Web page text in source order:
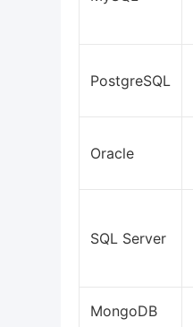
PostgreSQL
Oracle
SQL Server
MongoDB